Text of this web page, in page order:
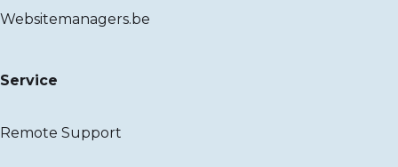
Websitemanagers.be
Service
Remote Support